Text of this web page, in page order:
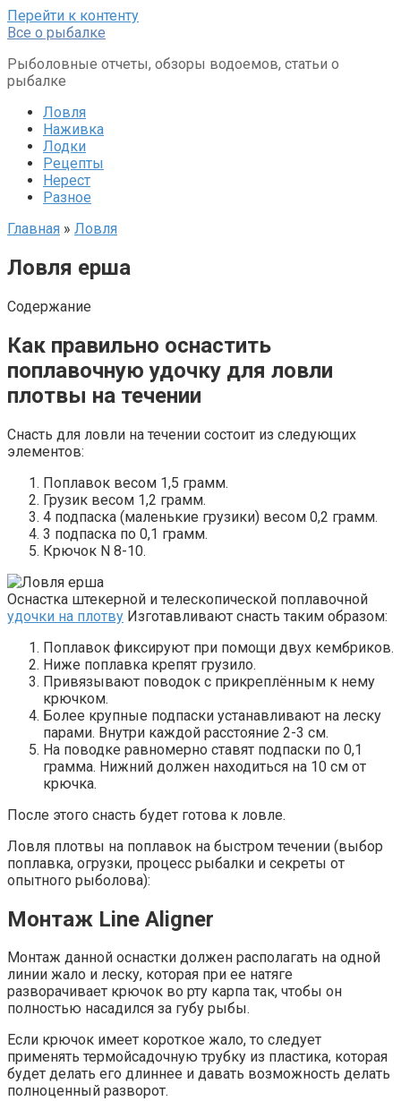
Перейти к контенту
Все о рыбалке
Рыболовные отчеты, обзоры водоемов, статьи о
рыбалке
Ловля
Наживка
Лодки
Рецепты
Нерест
Разное
Главная » Ловля
Ловля ерша
Содержание
Как правильно оснастить
поплавочную удочку для ловли
плотвы на течении
Снасть для ловли на течении состоит из следующих
элементов:
Поплавок весом 1,5 грамм.
Грузик весом 1,2 грамм.
4 подпаска (маленькие грузики) весом 0,2 грамм.
3 подпаска по 0,1 грамм.
Крючок N 8-10.
Оснастка штекерной и телескопической поплавочной
удочки на плотву Изготавливают снасть таким образом:
Поплавок фиксируют при помощи двух кембриков.
Ниже поплавка крепят грузило.
Привязывают поводок с прикреплённым к нему
крючком.
Более крупные подпаски устанавливают на леску
парами. Внутри каждой расстояние 2-3 см.
На поводке равномерно ставят подпаски по 0,1
грамма. Нижний должен находиться на 10 см от
крючка.
После этого снасть будет готова к ловле.
Ловля плотвы на поплавок на быстром течении (выбор
поплавка, огрузки, процесс рыбалки и секреты от
опытного рыболова):
Монтаж Line Aligner
Монтаж данной оснастки должен располагать на одной
линии жало и леску, которая при ее натяге
разворачивает крючок во рту карпа так, чтобы он
полностью насадился за губу рыбы.
Если крючок имеет короткое жало, то следует
применять термойсадочную трубку из пластика, которая
будет делать его длиннее и давать возможность делать
полноценный разворот.